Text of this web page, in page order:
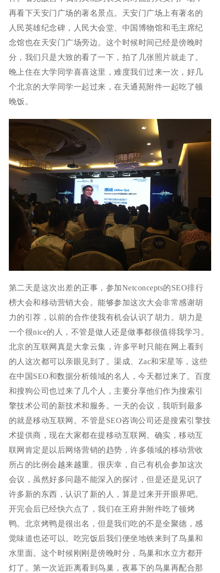
再看下天安门广场的著名景点。天安门广场上有著名的
人民英雄纪念碑，人民大会堂、中国博物馆和毛主席纪
念馆也在天安门广场旁边。这个时候时间已经是傍晚时
分，我们只是大致的看了一下，拍了几张照片就走了。
晚上住在大学同学喜喜这里，难度我们过来一次，好几
个北京的大学同学一起过来，在天通苑附件一起吃了顿
晚饭。
第二天是这次出差的正事，参加Netconcepts的SEO排行
榜大会和移动营销大会。能够参加这次大会非常感谢胡
力的引荐，以前的合作使我有机会认识了胡力。胡力是
一个很nice的人，不管是做人还是做事都很值得我学习。
北京的互联网真是大拿云集，许多平时只能在网上看到
的人这次都可以亲眼见到了。渠成、Zac和宋星等，这些
在中国SEO和数据分析领域的名人，今天都过来了。百度
和搜狗公司也过来了几个人，主要分享他们作为搜索引
擎技术公司的新技术和服务。一天的会议，我听到最多
的就是移动互联网。不管是SEO咨询公司还是搜索引擎技
术提供商，现在大家都在提移动互联网。确实，移动互
联网肯定是以后网络营销的趋势，许多领域的移动营收
所占的比例会越来越重。很庆幸，自己有机会参加这次
会议，虽然好多问题不能深入的探讨，但是还是见识了
许多新的东西，认识了新的人，算是过来开开眼界吧。
开完会后已经快六点了，我们在王府井附件吃了顿烤
鸭。北京烤鸭是很出名，但是我们吃的不是全聚德，感
觉味道也还可以。吃完饭后我们便坐地铁来到了鸟巢和
水里面。这个时候刚刚是傍晚时分，鸟巢和水立方都开
灯了。第一次近距离看到鸟巢，夜幕下的鸟巢再配合那